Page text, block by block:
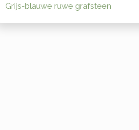
Grijs-blauwe ruwe grafsteen